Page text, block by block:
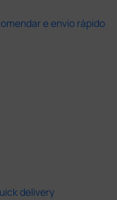
e envio rápido
delivery